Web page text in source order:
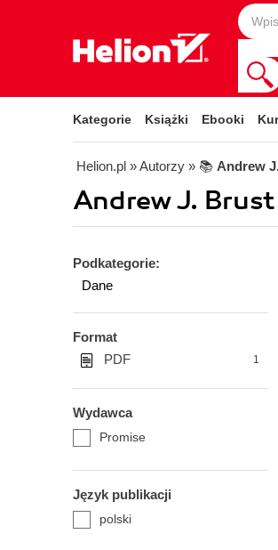
Kategorie Książki Ebooki
Helion.pl » Autorzy » 📚 Andrew
Andrew J.
Podkategorie:
Dane
Format
PDF
1
Wydawca
Promise
Język publikacji
polski